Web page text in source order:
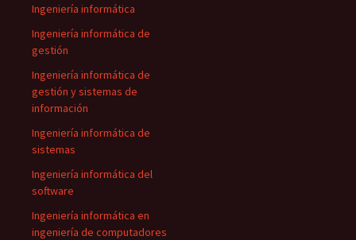
Ingeniería informática
Ingeniería informática de
gestión
Ingeniería informática de
gestión y sistemas de
información
Ingeniería informática de
sistemas
Ingeniería informática del
software
Ingeniería informática en
ingeniería de computadores